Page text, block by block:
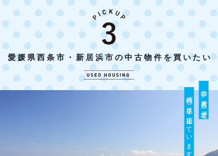
愛媛県西条市・新居浜市の中古物件を買いたい
夢の庭付き一戸建て
理想の生活を応援しています